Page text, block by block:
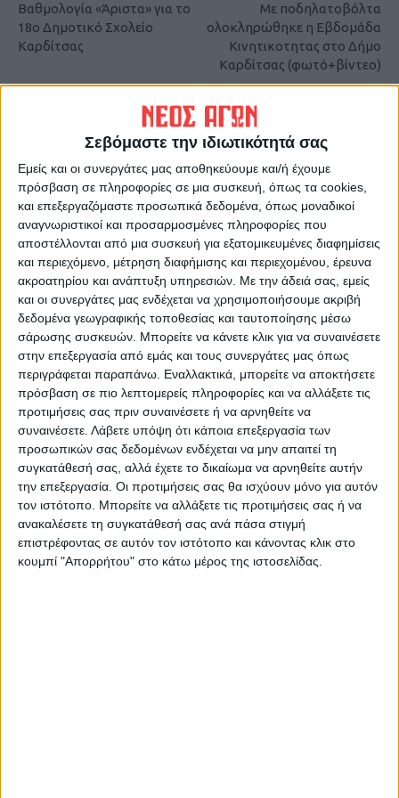
Σεβόμαστε την ιδιωτικότητά σας
Εμείς και οι συνεργάτες μας αποθηκεύουμε και/ή έχουμε
πρόσβαση σε πληροφορίες σε μια συσκευή, όπως τα cookies,
και επεξεργαζόμαστε προσωπικά δεδομένα, όπως μοναδικοί
αναγνωριστικοί και προσαρμοσμένες πληροφορίες που
αποστέλλονται από μια συσκευή για εξατομικευμένες διαφημίσεις
και περιεχόμενο, μέτρηση διαφήμισης και περιεχομένου, έρευνα
ακροατηρίου και ανάπτυξη υπηρεσιών. Με την άδειά σας, εμείς
και οι συνεργάτες μας ενδέχεται να χρησιμοποιήσουμε ακριβή
δεδομένα γεωγραφικής τοποθεσίας και ταυτοποίησης μέσω
σάρωσης συσκευών. Μπορείτε να κάνετε κλικ για να συναινέσετε
στην επεξεργασία από εμάς και τους συνεργάτες μας όπως
περιγράφεται παραπάνω. Εναλλακτικά, μπορείτε να αποκτήσετε
πρόσβαση σε πιο λεπτομερείς πληροφορίες και να αλλάξετε τις
προτιμήσεις σας πριν συναινέσετε ή να αρνηθείτε να
συναινέσετε. Λάβετε υπόψη ότι κάποια επεξεργασία των
προσωπικών σας δεδομένων ενδέχεται να μην απαιτεί τη
συγκατάθεσή σας, αλλά έχετε το δικαίωμα να αρνηθείτε αυτήν
την επεξεργασία. Οι προτιμήσεις σας θα ισχύουν μόνο για αυτόν
τον ιστότοπο. Μπορείτε να αλλάξετε τις προτιμήσεις σας ή να
ανακαλέσετε τη συγκατάθεσή σας ανά πάσα στιγμή
επιστρέφοντας σε αυτόν τον ιστότοπο και κάνοντας κλικ στο
κουμπί "Απορρήτου" στο κάτω μέρος της ιστοσελίδας.
Βαθμολογία «Άριστα» για το
18ο Δημοτικό Σχολείο
Καρδίτσας
Με ποδηλατοβόλτα
ολοκληρώθηκε η Εβδομάδα
Κινητικοτητας στο Δήμο
Καρδίτσας (φωτό+βίντεο)
ΝΕΟΣ ΑΓΩΝ
https://neosagon.gr
Η Αρχαιότερη Καθημερινή Πρωινή Εφημερίδα της Καρδίτσας
ΠΑΡΟΜΟΙΑ ΑΡΘΡΑ